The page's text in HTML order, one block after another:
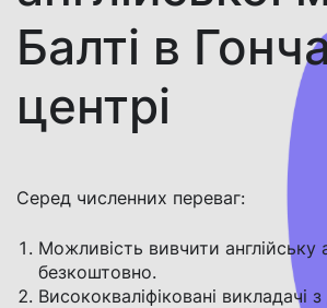
Балті в
центрі
Серед численних переваг:
Можливість вивчити англійську
безкоштовно.
Висококваліфіковані викладачі